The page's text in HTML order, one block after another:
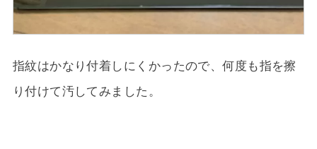
指紋はかなり付着しにくかったので、何度も指を擦
り付けて汚してみました。